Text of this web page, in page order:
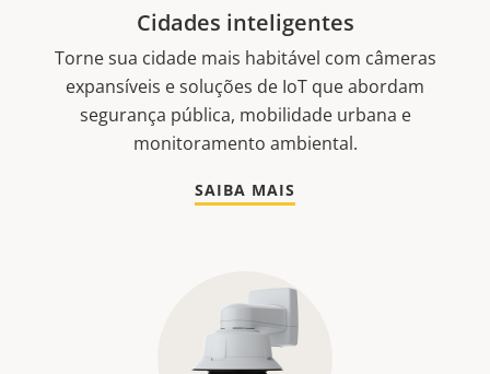
Cidades inteligentes
Torne sua cidade mais habitável com câmeras
expansíveis e soluções de IoT que abordam
segurança pública, mobilidade urbana e
monitoramento ambiental.
SAIBA MAIS